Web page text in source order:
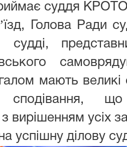
суддя
Голова Ради
судді,
мають великі
що
вирішенням усіх
успішну ділову